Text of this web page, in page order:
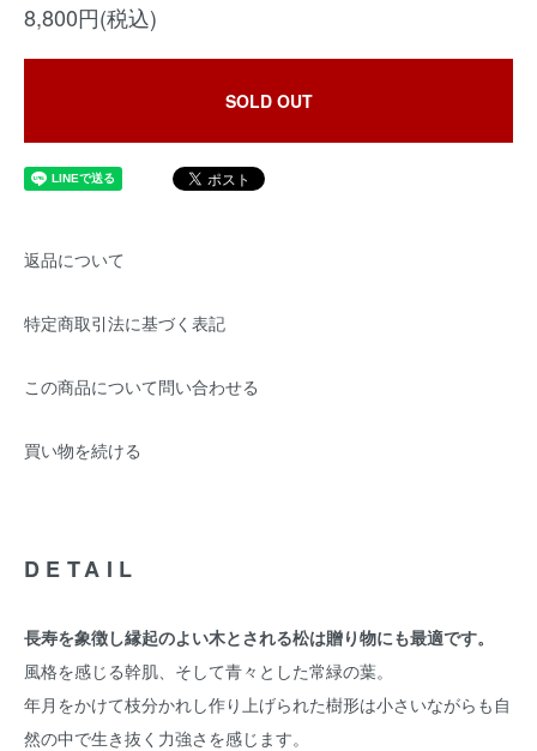
8,800円(税込)
SOLD OUT
返品について
特定商取引法に基づく表記
この商品について問い合わせる
買い物を続ける
DETAIL
長寿を象徴し縁起のよい木とされる松は贈り物にも最適です。
風格を感じる幹肌、そして青々とした常緑の葉。
年月をかけて枝分かれし作り上げられた樹形は小さいながらも自
然の中で生き抜く力強さを感じます。